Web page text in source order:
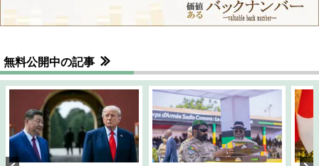
無料公開中の記事